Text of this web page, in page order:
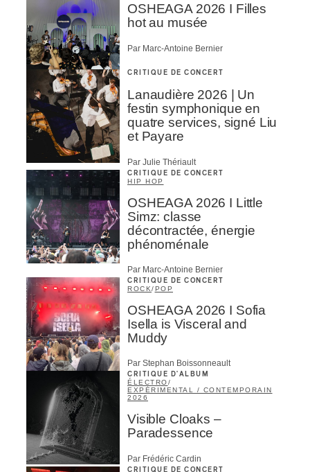
OSHEAGA 2026 I Filles
hot au musée
Par Marc-Antoine Bernier
CRITIQUE DE CONCERT
Lanaudière 2026 | Un
festin symphonique en
quatre services, signé Liu
et Payare
Par Julie Thériault
CRITIQUE DE CONCERT
HIP HOP
OSHEAGA 2026 I Little
Simz: classe
décontractée, énergie
phénoménale
Par Marc-Antoine Bernier
CRITIQUE DE CONCERT
ROCK/POP
OSHEAGA 2026 I Sofia
Isella is Visceral and
Muddy
Par Stephan Boissonneault
CRITIQUE D'ALBUM
ÉLECTRO/
EXPÉRIMENTAL / CONTEMPORAIN
2026
Visible Cloaks –
Paradessence
Par Frédéric Cardin
CRITIQUE DE CONCERT